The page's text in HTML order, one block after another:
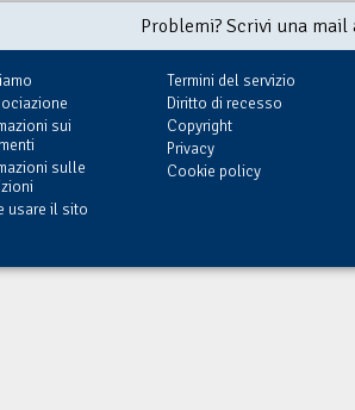
Problemi? Scrivi una
sui
sulle
usare il sito
Termini del servizio
Diritto di recesso
Copyright
Privacy
Cookie policy